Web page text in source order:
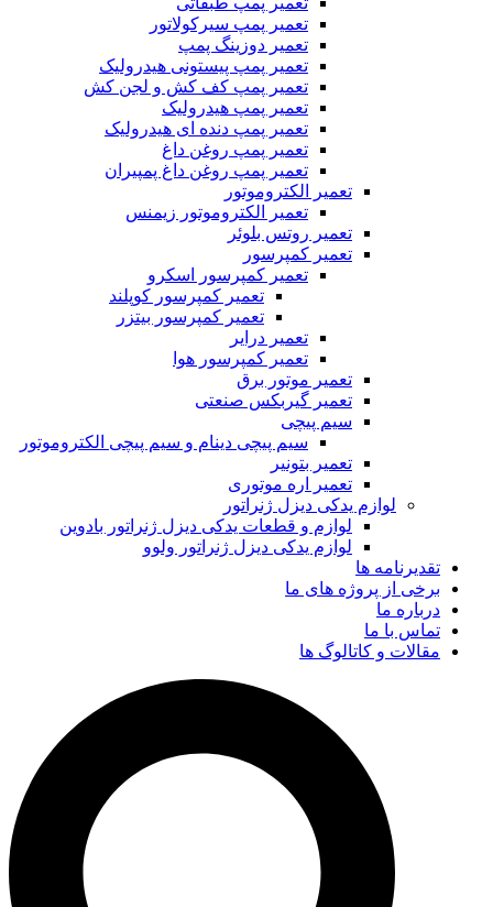
تعمیر پمپ سیرکولاتور
تعمیر دوزینگ پمپ
تعمیر پمپ پیستونی هیدرولیک
تعمیر پمپ کف کش و لجن کش
تعمیر پمپ هیدرولیک
تعمیر پمپ دنده ای هیدرولیک
تعمیر پمپ روغن داغ
تعمیر پمپ روغن داغ پمپیران
تعمیر الکتروموتور
تعمیر الکتروموتور زیمنس
تعمیر روتس بلوئر
تعمیر کمپرسور
تعمیر کمپرسور اسکرو
تعمیر کمپرسور کوپلند
تعمیر کمپرسور بیتزر
تعمیر درایر
تعمیر کمپرسور هوا
تعمیر موتور برق
تعمیر گیربکس صنعتی
سیم پیچی
سیم پیچی دینام و سیم پیچی الکتروموتور
تعمیر بتونیر
تعمیر اره موتوری
لوازم یدکی دیزل ژنراتور
لوازم و قطعات یدکی دیزل ژنراتور بادوین
لوازم یدکی دیزل ژنراتور ولوو
تقدیرنامه ها
برخی از پروژه های ما
درباره ما
تماس با ما
مقالات و کاتالوگ ها